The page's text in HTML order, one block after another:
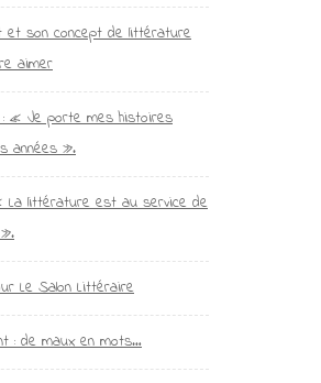
et son concept de littérature
aimer
: « Je porte mes histoires
années ».
La littérature est au service de
Le Salon Littéraire
: de maux en mots…